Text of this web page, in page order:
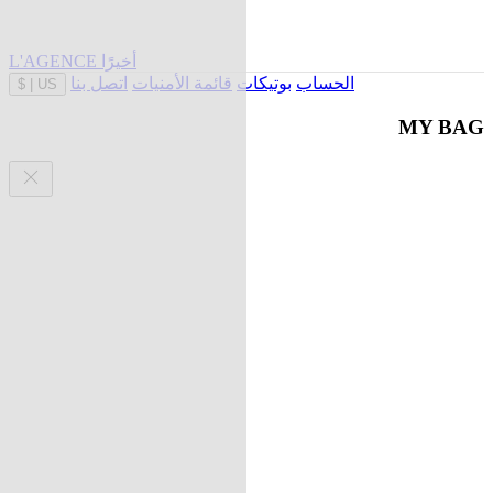
L'AGENCE أخيرًا
US
$ الحساب بوتيكات قائمة الأمنيات اتصل بنا
MY BAG